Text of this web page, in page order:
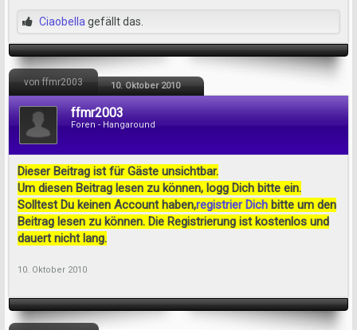
Ciaobella gefällt das.
von ffmr2003 10. Oktober 2010
ffmr2003
Foren - Hangaround
Dieser Beitrag ist für Gäste unsichtbar.
Um diesen Beitrag lesen zu können, logg Dich bitte ein.
Solltest Du keinen Account haben,registrier Dich bitte um den
Beitrag lesen zu können. Die Registrierung ist kostenlos und
dauert nicht lang.
10. Oktober 2010